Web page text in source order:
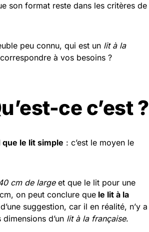
son format reste dans les critères de
peu connu, qui est un lit à la
à vos besoins ?
ce c’est ?
que le lit simple : c’est le moyen le
cm de largeet que le lit pour une
on peut conclure que le lit à la
suggestion, car il en réalité, n’y a
d’un lit à la française.